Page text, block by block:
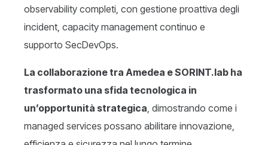
observability completi, con gestione proattiva degli
incident, capacity management continuo e
supporto SecDevOps.
La collaborazione tra Amedea e SORINT.lab ha
trasformato una sfida tecnologica in
un’opportunità strategica, dimostrando come i
managed services possano abilitare innovazione,